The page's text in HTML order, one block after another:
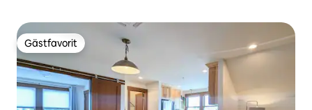
Gästfavorit
Gästfavorit